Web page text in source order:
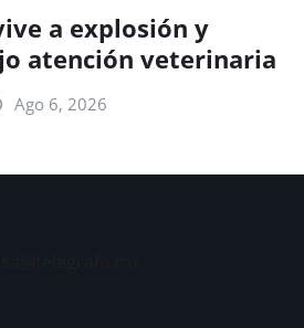
a explosión y
atención veterinaria
Ago 6, 2026